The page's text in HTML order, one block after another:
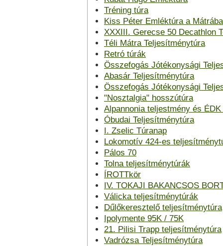
Tréning túra
Kiss Péter Emléktúra a
XXXIII. Gerecse 50 Decathlon
Téli Mátra Teljesítménytúra
Retró túrák
Összefogás Jótékonysági
Abasár Teljesítménytúra
Összefogás Jótékonysági
"Nosztalgia" hosszútúra
Alpannonia teljestmény és
Óbudai Teljesítménytúra
I. Zselic Túranap
Lokomotív 424-es
Pálos 70
Tolna teljesítménytúrák
ÍROTTkör
IV. TOKAJI BAKANCSOS
Válicka teljesítménytúrák
Dűlőkeresztelő teljesítménytúra
Ipolymente 95K / 75K
21. Pilisi Trapp teljesítménytúra
Vadrózsa Teljesítménytúra